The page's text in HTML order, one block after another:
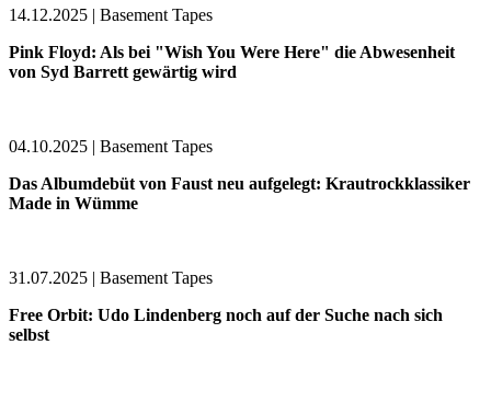
14.12.2025 | Basement Tapes
Pink Floyd: Als bei "Wish You Were Here" die Abwesenheit
von Syd Barrett gewärtig wird
04.10.2025 | Basement Tapes
Das Albumdebüt von Faust neu aufgelegt: Krautrockklassiker
Made in Wümme
31.07.2025 | Basement Tapes
Free Orbit: Udo Lindenberg noch auf der Suche nach sich
selbst